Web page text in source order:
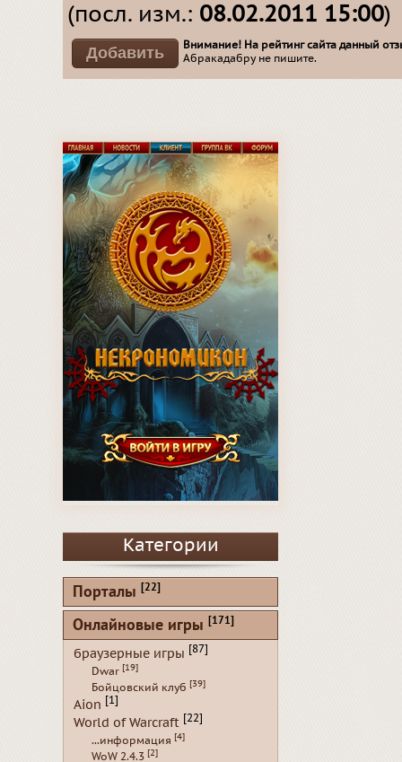
(посл. изм.: 08.02.2011 15:00)
Внимание! На рейтинг сайта данный
Абракадабру не пишите.
Категории
Порталы [22]
Онлайновые игры [171]
браузерные игры [87]
Dwar [19]
Бойцовский клуб [39]
Aion [1]
World of Warcraft [22]
...информация [4]
WoW 2.4.3 [2]